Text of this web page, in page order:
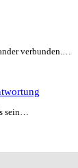
verbunden.…
sein…